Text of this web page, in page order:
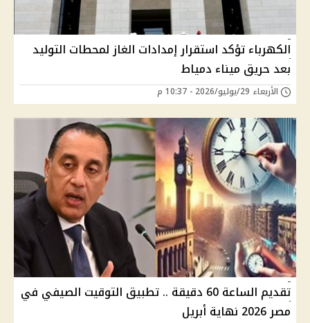
الكهرباء تؤكد استقرار إمدادات الغاز لمحطات التوليد
بعد حريق ميناء دمياط
الأربعاء 29/يوليو/2026 - 10:37 م
تقديم الساعة 60 دقيقة .. تطبيق التوقيت الصيفي في
مصر 2026 نهاية أبريل